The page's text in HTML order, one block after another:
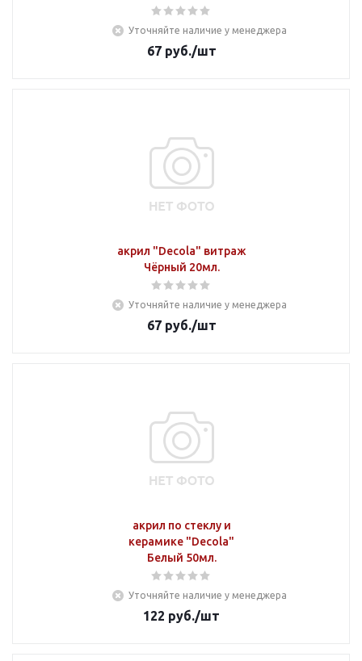
Уточняйте наличие у менеджера
67руб./шт
акрил "Decola" витраж
Чёрный 20мл.
Уточняйте наличие у менеджера
67руб./шт
акрил по стеклу и
керамике "Decola"
Белый 50мл.
Уточняйте наличие у менеджера
122 руб./шт